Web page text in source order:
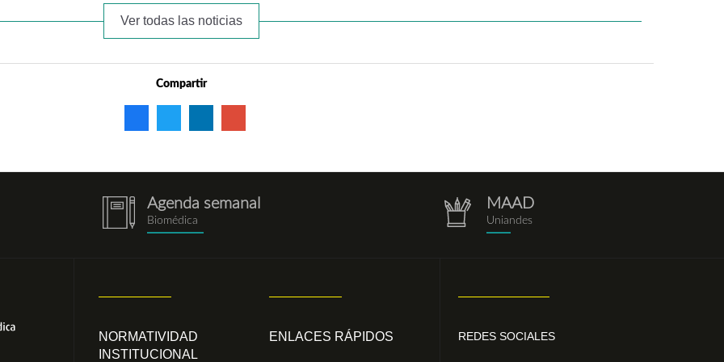
Ver todas las noticias
Compartir
notebook.png
Agenda semanal
Biomédica repositorio.png
MAAD
Uniandes
NORMATIVIDAD
INSTITUCIONAL
ENLACES RÁPIDOS REDES SOCIALES